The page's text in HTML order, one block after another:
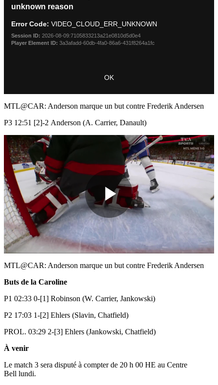
window.
unknown reason
Error Code: VIDEO_CLOUD_ERR_UNKNOWN
Session ID: 2026-08-09:7105833213a21e0810d5d0e4
Player Element ID: 3a3afadd-60db-4fa0-86a6-431f8264a1fc
OK
MTL@CAR: Anderson marque un but contre Frederik Andersen
P3 12:51 [2]-2 Anderson (A. Carrier, Danault)
Play
Video
MTL@CAR: Anderson marque un but contre Frederik Andersen
Buts de la Caroline
P1 02:33 0-[1] Robinson (W. Carrier, Jankowski)
P2 17:03 1-[2] Ehlers (Slavin, Chatfield)
PROL. 03:29 2-[3] Ehlers (Jankowski, Chatfield)
À venir
Le match 3 sera disputé à compter de 20 h 00 HE au Centre
Bell lundi.